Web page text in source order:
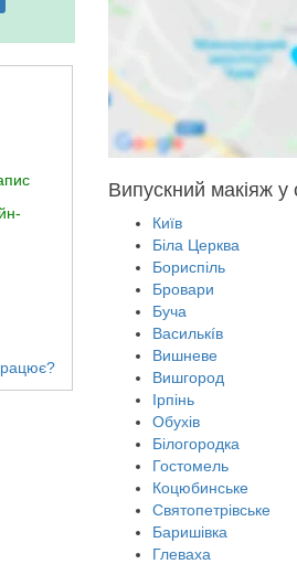
Випускний макіяж у
Київ
Біла Церква
Бориспіль
Бровари
Буча
Василькíв
Вишневе
Вишгород
Ірпінь
Обухів
Білогородка
Гостомель
Коцюбинське
Святопетрівське
Баришівка
Глеваха